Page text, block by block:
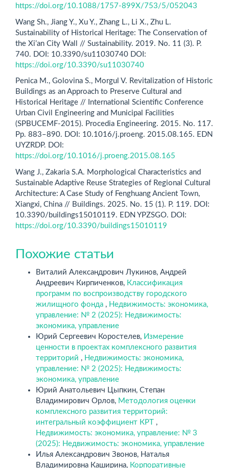
https://doi.org/10.1088/1757-899X/753/5/052043
Wang Sh., Jiang Y., Xu Y., Zhang L., Li X., Zhu L.
Sustainability of Historical Heritage: The Conservation of
the Xi’an City Wall // Sustainability. 2019. No. 11 (3). P.
740. DOI: 10.3390/su11030740 DOI:
https://doi.org/10.3390/su11030740
Penica M., Golovina S., Morgul V. Revitalization of Historic
Buildings as an Approach to Preserve Cultural and
Historical Heritage // International Scientific Conference
Urban Civil Engineering and Municipal Facilities
(SPBUCEMF-2015). Procedia Engineering. 2015. No. 117.
Pp. 883–890. DOI: 10.1016/j.proeng. 2015.08.165. EDN
UYZRDP. DOI:
https://doi.org/10.1016/j.proeng.2015.08.165
Wang J., Zakaria S.A. Morphological Characteristics and
Sustainable Adaptive Reuse Strategies of Regional Cultural
Architecture: A Case Study of Fenghuang Ancient Town,
Xiangxi, China // Buildings. 2025. No. 15 (1). P. 119. DOI:
10.3390/buildings15010119. EDN YPZSGO. DOI:
https://doi.org/10.3390/buildings15010119
Похожие статьи
Виталий Александрович Лукинов, Андрей
Андреевич Кирпиченков, Классификация
программ по воспроизводству городского
жилищного фонда , Недвижимость: экономика,
управление: № 2 (2025): Недвижимость:
экономика, управление
Юрий Сергеевич Коростелев, Измерение
ценности в проектах комплексного развития
территорий , Недвижимость: экономика,
управление: № 2 (2025): Недвижимость:
экономика, управление
Юрий Анатольевич Цыпкин, Степан
Владимирович Орлов, Методология оценки
комплексного развития территорий:
интегральный коэффициент КРТ ,
Недвижимость: экономика, управление: № 3
(2025): Недвижимость: экономика, управление
Илья Александрович Звонов, Наталья
Владимировна Каширина, Корпоративные